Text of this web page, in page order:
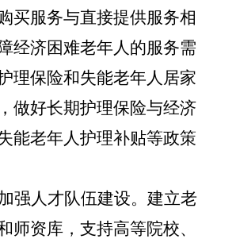
买服务与直接提供服务相
经济困难老年人的服务需
理保险和失能老年人居家
做好长期护理保险与经济
能老年人护理补贴等政策
强人才队伍建设。 建立老
师资库，支持高等院校、